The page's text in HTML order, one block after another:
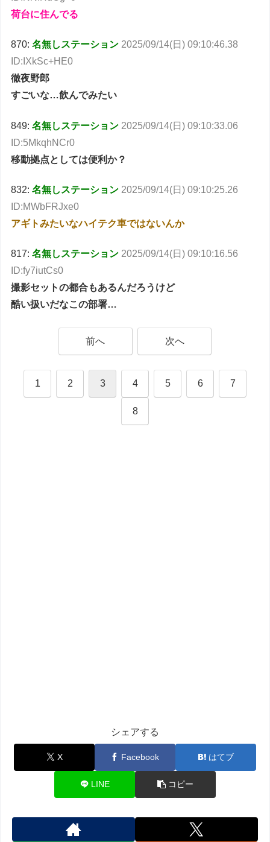
荷台に住んでる
870:名無しステーション 2025/09/14(日) 09:10:46.38
ID:IXkSc+HE0
徹夜野郎
すごいな…飲んでみたい
849:名無しステーション 2025/09/14(日) 09:10:33.06
ID:5MkqhNCr0
移動拠点としては便利か？
832:名無しステーション 2025/09/14(日) 09:10:25.26
ID:MWbFRJxe0
アギトみたいなハイテク車ではないんか
817:名無しステーション 2025/09/14(日) 09:10:16.56
ID:fy7iutCs0
撮影セットの都合もあるんだろうけど
酷い扱いだなこの部署…
前へ 次へ
1 2 3 4 5 6 7
8
シェアする
X Facebook はてブ
LINE コピー